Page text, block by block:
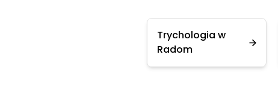
Trychologia w
Radom